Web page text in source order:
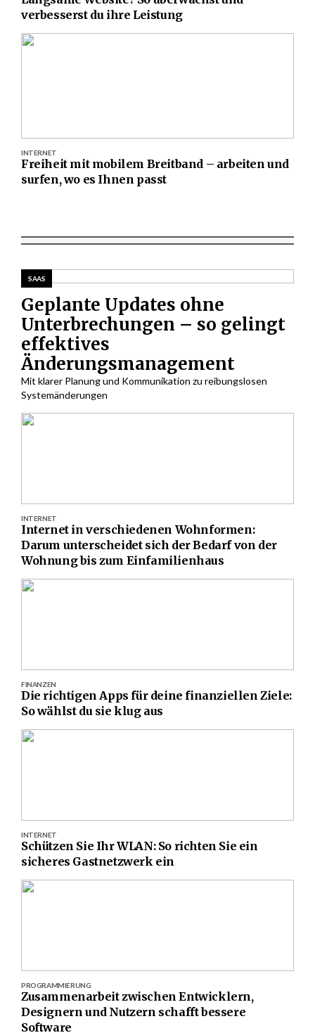
verbesserst du ihre Leistung
Freiheit mit mobilem Breitband – arbeiten und
surfen, wo es Ihnen passt
INTERNET
Geplante Updates ohne
Unterbrechungen – so gelingt
effektives
Änderungsmanagement
Mit klarer Planung und Kommunikation zu reibungslosen
Systemänderungen
SAAS
Internet in verschiedenen Wohnformen:
Darum unterscheidet sich der Bedarf von der
Wohnung bis zum Einfamilienhaus
INTERNET
Die richtigen Apps für deine finanziellen Ziele:
So wählst du sie klug aus
FINANZEN
Schützen Sie Ihr WLAN: So richten Sie ein
sicheres Gastnetzwerk ein
INTERNET
Zusammenarbeit zwischen Entwicklern,
Designern und Nutzern schafft bessere
Software
PROGRAMMIERUNG